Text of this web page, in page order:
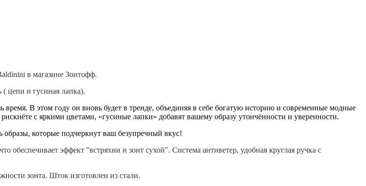
в магазине Зонтофф.
цепи и гусиная лапка).
В этом году он вновь будет в тренде, объединяя в себе богатую историю и современные модные
с яркими цветами, «гусиные лапки» добавят вашему образу утончённости и уверенности.
образы, которые подчеркнут ваш безупречный вкус!
эффект "встряхни и зонт сухой". Система антиветер, удобная круглая ручка с
зонта. Шток изготовлен из стали.